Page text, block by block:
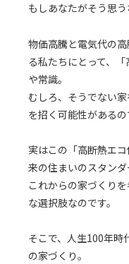
もしあなたがそう思
物価高騰と電気代の
る私たちにとって、
や常識。
むしろ、そうでない
を招く可能性があるの
実はこの「高断熱エ
来の住まいのスタンダ
これからの家づくり
な選択肢なのです。
そこで、人生100年時
の家づくり。